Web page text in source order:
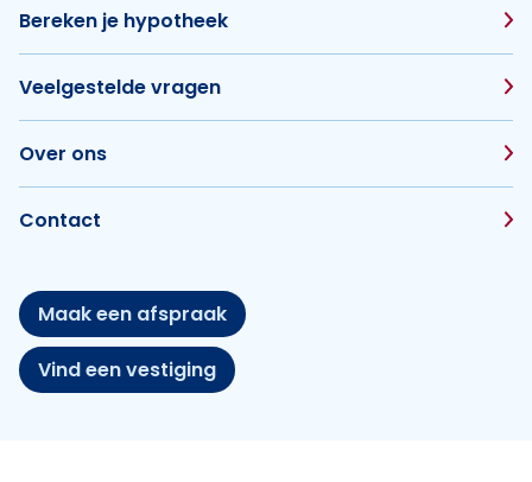
Bereken je hypotheek
Veelgestelde vragen
Over ons
Contact
Maak een afspraak
Vind een vestiging